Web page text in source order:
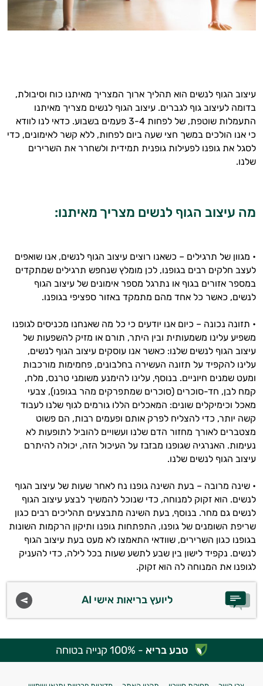
עיצוב הגוף לנשים הוא תהליך ארוך המצריך מאיתנו כוח וסיבולת,
בדומה לעיצוב גוף לגברים. עיצוב הגוף לנשים מצריך מאיתנו
התעמלות שוטפת, של לפחות 3-4 פעמים בשבוע. כדאי לנו לוודא
כי אנו הולכים במשך חצי שעה ביום לפחות, ללא קשר לאימונים, כדי
לסגל את גופנו לפעילות גופנית תמידית ולשחרר את השרירים
שלנו.
מה עיצוב הגוף לנשים מצריך מאיתנו:
• מגוון של תרגילים – כשאנו רוצים עיצוב הגוף לנשים, אנו שואפים
לעצב חלקים רבים בגופנו, לכן מומלץ שנחפש תרגילים שמתקדים
במספר אזורים בגוף או נתרגל מספר אימונים של עיצוב הגוף
לנשים, כאשר כל אחד מהם מתמקד באזור ספציפי בגופנו.
• תזונה נכונה – כיום אנו יודעים כי כל מה שאנחנו מכניסים לגופנו
משפיע עלינו משמעותית ובין היתר, תורם או מזיק להשפעות של
עיצוב הגוף לנשים שלנו: כאשר אנו עוסקים עיצוב הגוף לנשים,
עלינו להקפיד על תזונה העשירה בחלבונים, פחמימות מורכבות
ומעט שמנים חיוניים. בנוסף, עלינו להימנע משומני טרנס, מלח,
קמח לבן, חד-סוכרים (סוכרים שמתפרקים מהר בגופנו), צבעי
מאכל וכימיקלים שונים: המאכלים הללו גורמים לגוף שלנו לעבוד
קשה יותר, כדי להצליח לפרק אותם ופעמים רבות, הם פשוט
מצטברים לאורך מחזור הדם שלנו ועשויים להוביל לתופעות לא
נעימות. האנרגיה שגופנו מבזבז על העיכול הזה, יכולה להיתרם
עיצוב הגוף לנשים שלנו.
• שינה מרובה – בעת השינה גופנו נח לאחר שעות של עיצוב הגוף
לנשים. הוא זקוק למנוחה, כדי שנוכל להמשיך לבצע עיצוב הגוף
לנשים גם מחר. בנוסף, בעת השינה מתבצעים תהליכים רבים כגון
שריפת השומנים של גופנו, התפתחות גופנו ותיקון הרקמות השונות
בגופנו כגון השרירים, שוודאי התאמצו לא מעט בעת עיצוב הגוף
לנשים. נקפיד לישון בין שבע לתשע שעות בכל לילה, כדי להעניק
לגופנו את המנוחה לה הוא זקוק.
ליועץ בריאות אישי AI
טבע בריא - 100% קנייה בטוחה
וספרות מקצועית בתחומי הרפואה הטבעית
אני כאן כדי לעזור לך להתאים את תוספי
התזונה ומוצרי הבריאות המדויקים למטרות
ולמצב הגופני שלך, ולהסביר לך אילו רכיבים
עובדים יחד כדי למקסם תוצאות גם בחיי היום
יום וגם בתחום הכושר והספורט.
המטרה שלי היא להתאים עבורך המלצות
אישיות מבוססות מדעית.
זה הזמן להתחיל. איך אוכל לעזור?